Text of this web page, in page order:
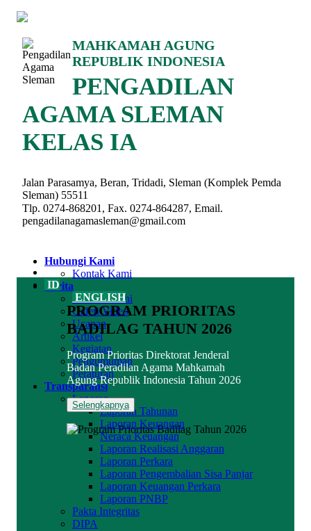
MAHKAMAH AGUNG
REPUBLIK INDONESIA
PENGADILAN
AGAMA SLEMAN
KELAS IA
Jalan Parasamya, Beran, Tridadi, Sleman (Komplek Pemda
Sleman) 55511
Tlp. 0274-868201, Fax. 0274-864287, Email.
pengadilanagamasleman@gmail.com
Hubungi Kami
Kontak Kami
Berita
Berita Terkini
Galeri Video
Ucapan
Artikel
Kegiatan
Pengumuman
Peraturan
Transparansi
Laporan
Laporan Tahunan
Laporan Keuangan
Neraca Keuangan
Laporan Realisasi Anggaran
Laporan Perkara
Laporan Pengembalian Sisa Panjar
Laporan Keuangan Perkara
Laporan PNBP
Pakta Integritas
DIPA
ID
ENGLISH
PROGRAM PRIORITAS
BADILAG TAHUN 2026
Program Prioritas Direktorat Jenderal
Badan Peradilan Agama Mahkamah
Agung Republik Indonesia Tahun 2026
Selengkapnya